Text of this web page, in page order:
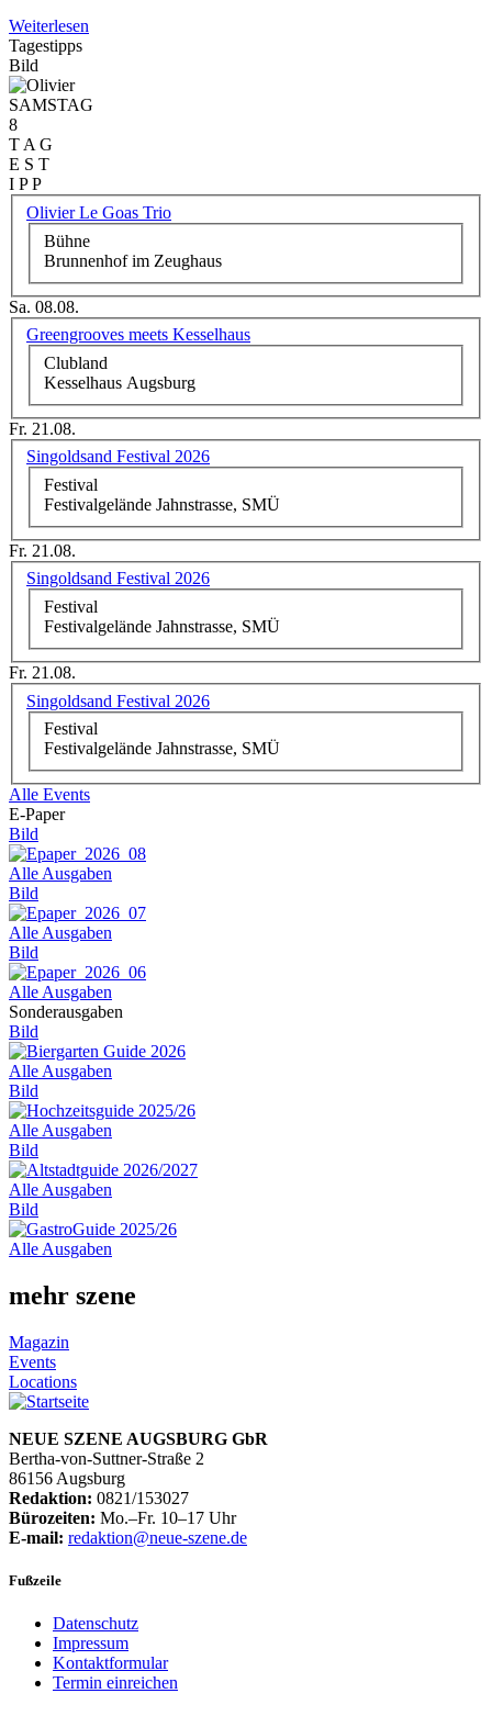
Weiterlesen
Tagestipps
Bild
SAMSTAG
8
T A G
E S T
I P P
Olivier Le Goas Trio
Bühne
Brunnenhof im Zeughaus
Sa. 08.08.
Greengrooves meets Kesselhaus
Clubland
Kesselhaus Augsburg
Fr. 21.08.
Singoldsand Festival 2026
Festival
Festivalgelände Jahnstrasse, SMÜ
Fr. 21.08.
Singoldsand Festival 2026
Festival
Festivalgelände Jahnstrasse, SMÜ
Fr. 21.08.
Singoldsand Festival 2026
Festival
Festivalgelände Jahnstrasse, SMÜ
Alle Events
E-Paper
Bild
Alle Ausgaben
Bild
Alle Ausgaben
Bild
Alle Ausgaben
Sonderausgaben
Bild
Alle Ausgaben
Bild
Alle Ausgaben
Bild
Alle Ausgaben
Bild
Alle Ausgaben
mehr szene
Magazin
Events
Locations
NEUE SZENE AUGSBURG GbR
Bertha-von-Suttner-Straße 2
86156 Augsburg
Redaktion: 0821/153027
Bürozeiten: Mo.–Fr. 10–17 Uhr
E-mail: redaktion@neue-szene.de
Fußzeile
Datenschutz
Impressum
Kontaktformular
Termin einreichen